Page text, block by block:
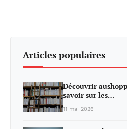
Articles populaires
Découvrir
savoir sur les…
11 mai 2026